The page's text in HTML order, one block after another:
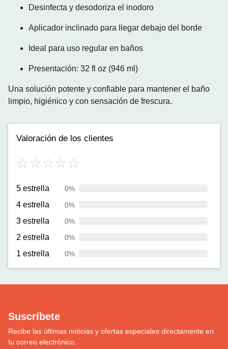
Desinfecta y desodoriza el inodoro
Aplicador inclinado para llegar debajo del borde
Ideal para uso regular en baños
Presentación: 32 fl oz (946 ml)
Una solución potente y confiable para mantener el baño
limpio, higiénico y con sensación de frescura.
Valoración de los clientes
5 estrella 0%
4 estrella 0%
3 estrella 0%
2 estrella 0%
1 estrella 0%
Suscríbete
Recibe las últimas noticias y ofertas especiales directamente en
tu correo electrónico.